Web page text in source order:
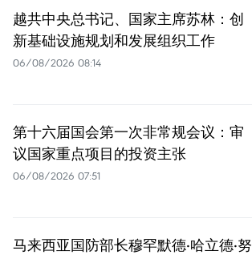
越共中央总书记、国家主席苏林：创
新基础设施规划和发展组织工作
06/08/2026 08:14
第十六届国会第一次非常规会议：审
议国家重点项目的投资主张
06/08/2026 07:51
马来西亚国防部长穆罕默德·哈立德·努